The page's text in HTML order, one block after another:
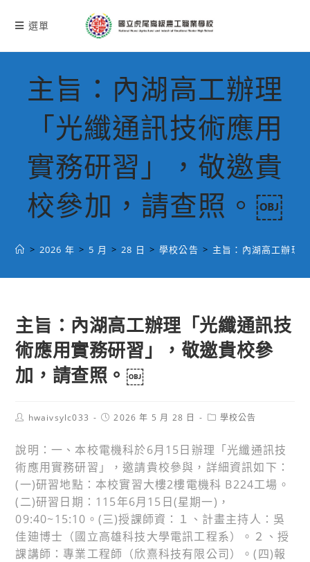
選單
主旨：內湖高工辦理
「光纖通訊技術應用
實務研習」，敬邀貴
校參加，請查照。￼
> 2026 年 > 5 月 > 28 日 > 學校公告 > 主旨：內湖高工辦理
主旨：內湖高工辦理「光纖通訊技
術應用實務研習」，敬邀貴校參
加，請查照。￼
Posthwaivsylc033
Post2026 年 5 月 28 日
Post學校公告
說明：一、本校電機科於6月15日辦理「光纖通訊技
術應用實務研習」，邀請貴校參與，詳細資訊如下：
(一)研習地點：本校實習大樓2樓電機科 B224工場。
(二)研習日期：115年6月15日(星期一)，
09:40~15:10。(三)授課師資：１、計畫主持人：吳
佳廸博士（國立高雄科技大學電訊工程系）。２、授
課講師：專業工程師（欣熹科技有限公司）。(四)報